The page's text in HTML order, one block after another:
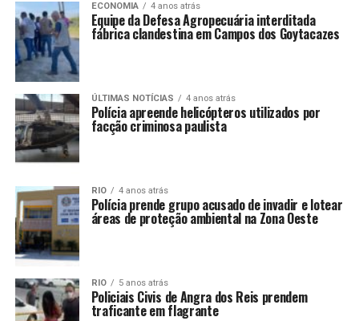
ECONOMIA 4 anos atrás
Equipe da Defesa Agropecuária interditada
fábrica clandestina em Campos dos Goytacazes
ÚLTIMAS NOTÍCIAS 4 anos atrás
Polícia apreende helicópteros utilizados por
facção criminosa paulista
RIO 4 anos atrás
Polícia prende grupo acusado de invadir e lotear
áreas de proteção ambiental na Zona Oeste
RIO 5 anos atrás
Policiais Civis de Angra dos Reis prendem
traficante em flagrante